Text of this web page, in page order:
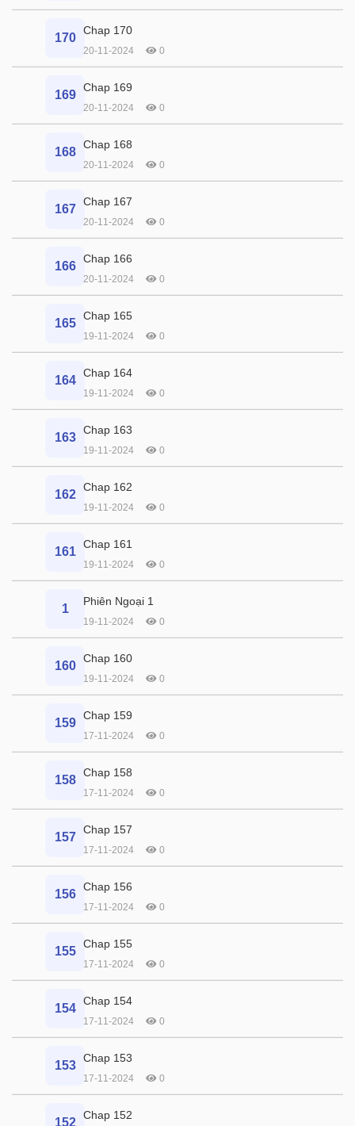
170
Chap 170
20-11-2024 0
169
Chap 169
20-11-2024 0
168
Chap 168
20-11-2024 0
167
Chap 167
20-11-2024 0
166
Chap 166
20-11-2024 0
165
Chap 165
19-11-2024 0
164
Chap 164
19-11-2024 0
163
Chap 163
19-11-2024 0
162
Chap 162
19-11-2024 0
161
Chap 161
19-11-2024 0
1
Phiên Ngoại 1
19-11-2024 0
160
Chap 160
19-11-2024 0
159
Chap 159
17-11-2024 0
158
Chap 158
17-11-2024 0
157
Chap 157
17-11-2024 0
156
Chap 156
17-11-2024 0
155
Chap 155
17-11-2024 0
154
Chap 154
17-11-2024 0
153
Chap 153
17-11-2024 0
152
Chap 152